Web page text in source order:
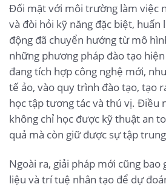
Đối mặt với môi trường làm việc
và đòi hỏi kỹ năng đặc biệt, huấn
động đã chuyển hướng từ mô
những phương pháp đào tạo
đang tích hợp công nghệ mới,
tế ảo, vào quy trình đào tạo, tạo
học tập tương tác và thú vị. Điều
không chỉ học được kỹ thuật an
quả mà còn giữ được sự tập
Ngoài ra, giải pháp mới cũng
liệu và trí tuệ nhân tạo để dự